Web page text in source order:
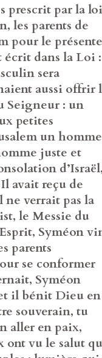
prescrit par la loi
les parents de
pour le
écrit dans la Loi :
sera
aussi offrir
Seigneur : un
petites
un homme
juste et
avait reçu de
ne verrait pas la
le Messie du
Syméon
parents
se conformer
Syméon
il bénit Dieu en
souverain, tu
aller en paix,
ont vu le salut